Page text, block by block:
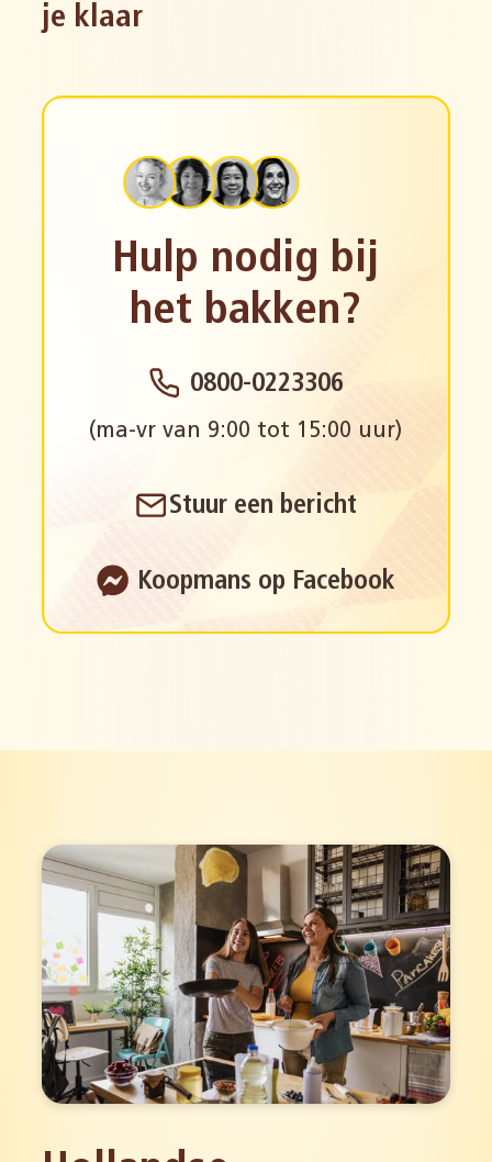
je klaar
Hulp nodig bij
het bakken?
0800-0223306
(ma-vr van 9:00 tot 15:00 uur)
Stuur een bericht
Koopmans op Facebook